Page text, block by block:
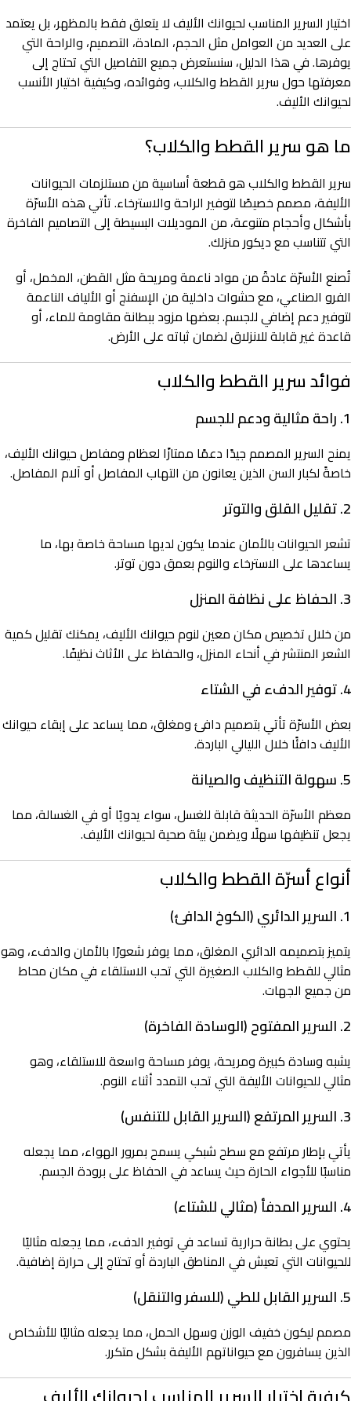
اختيار السرير المناسب لحيوانك الأليف لا يتعلق فقط بالمظهر، بل يعتمد
على العديد من العوامل مثل الحجم، المادة، التصميم، والراحة التي
يوفرها. في هذا الدليل، سنستعرض جميع التفاصيل التي تحتاج إلى
معرفتها حول سرير القطط والكلاب، وفوائده، وكيفية اختيار الأنسب
لحيوانك الأليف.
ما هو سرير القطط والكلاب؟
سرير القطط والكلاب هو قطعة أساسية من مستلزمات الحيوانات
الأليفة، مصمم خصيصًا لتوفير الراحة والاسترخاء. تأتي هذه الأسرّة
بأشكال وأحجام متنوعة، من الموديلات البسيطة إلى التصاميم الفاخرة
التي تتناسب مع ديكور منزلك.
تُصنع الأسرّة عادةً من مواد ناعمة ومريحة مثل القطن، المخمل، أو
الفرو الصناعي، مع حشوات داخلية من الإسفنج أو الألياف الناعمة
لتوفير دعم إضافي للجسم. بعضها مزود ببطانة مقاومة للماء، أو
قاعدة غير قابلة للانزلاق لضمان ثباته على الأرض.
فوائد سرير القطط والكلاب
1. راحة مثالية ودعم للجسم
يمنح السرير المصمم جيدًا دعمًا ممتازًا لعظام ومفاصل حيوانك الأليف،
خاصةً لكبار السن الذين يعانون من التهاب المفاصل أو آلام المفاصل.
2. تقليل القلق والتوتر
تشعر الحيوانات بالأمان عندما يكون لديها مساحة خاصة بها، ما
يساعدها على الاسترخاء والنوم بعمق دون توتر.
3. الحفاظ على نظافة المنزل
من خلال تخصيص مكان معين لنوم حيوانك الأليف، يمكنك تقليل كمية
الشعر المنتشر في أنحاء المنزل، والحفاظ على الأثاث نظيفًا.
4. توفير الدفء في الشتاء
بعض الأسرّة تأتي بتصميم دافئ ومغلق، مما يساعد على إبقاء حيوانك
الأليف دافئًا خلال الليالي الباردة.
5. سهولة التنظيف والصيانة
معظم الأسرّة الحديثة قابلة للغسل، سواء يدويًا أو في الغسالة، مما
يجعل تنظيفها سهلًا ويضمن بيئة صحية لحيوانك الأليف.
أنواع أسرّة القطط والكلاب
1. السرير الدائري (الكوخ الدافئ)
يتميز بتصميمه الدائري المغلق، مما يوفر شعورًا بالأمان والدفء، وهو
مثالي للقطط والكلاب الصغيرة التي تحب الاستلقاء في مكان محاط
من جميع الجهات.
2. السرير المفتوح (الوسادة الفاخرة)
يشبه وسادة كبيرة ومريحة، يوفر مساحة واسعة للاستلقاء، وهو
مثالي للحيوانات الأليفة التي تحب التمدد أثناء النوم.
3. السرير المرتفع (السرير القابل للتنفس)
يأتي بإطار مرتفع مع سطح شبكي يسمح بمرور الهواء، مما يجعله
مناسبًا للأجواء الحارة حيث يساعد في الحفاظ على برودة الجسم.
4. السرير المدفأ (مثالي للشتاء)
يحتوي على بطانة حرارية تساعد في توفير الدفء، مما يجعله مثاليًا
للحيوانات التي تعيش في المناطق الباردة أو تحتاج إلى حرارة إضافية.
5. السرير القابل للطي (للسفر والتنقل)
مصمم ليكون خفيف الوزن وسهل الحمل، مما يجعله مثاليًا للأشخاص
الذين يسافرون مع حيواناتهم الأليفة بشكل متكرر.